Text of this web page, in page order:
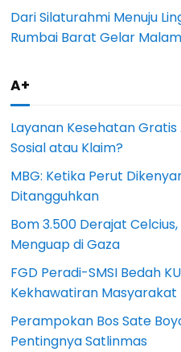
Dari Silaturahmi Menuju
Rumbai Barat Gelar
A+
Layanan Kesehatan
Sosial atau Klaim?
MBG: Ketika Perut
Ditangguhkan
Bom 3.500 Derajat
Menguap di Gaza
FGD Peradi-SMSI Bedah
Kekhawatiran Masyarakat
Perampokan Bos Sate
Pentingnya Satlinmas